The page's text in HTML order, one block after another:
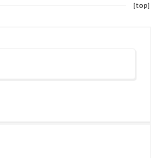
[top]